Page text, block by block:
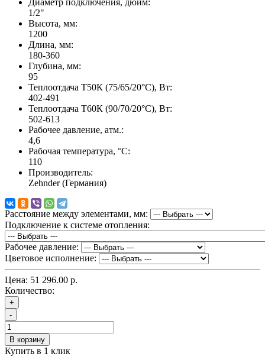
Диаметр подключения, дюйм:
1/2"
Высота, мм:
1200
Длина, мм:
180-360
Глубина, мм:
95
Теплоотдача Т50К (75/65/20°C), Вт:
402-491
Теплоотдача Т60К (90/70/20°C), Вт:
502-613
Рабочее давление, атм.:
4,6
Рабочая температура, °C:
110
Производитель:
Zehnder (Германия)
Расстояние между элементами, мм:
Подключение к системе отопления:
Рабочее давление:
Цветовое исполнение:
Цена: 51 296.00 р.
Количество:
+
-
В корзину
Купить в 1 клик